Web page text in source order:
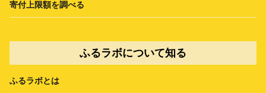
寄付上限額を調べる
ふるラボについて知る
ふるラボとは